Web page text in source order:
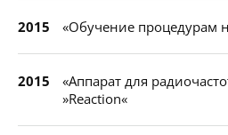
2015 «Обучение процедурам
2015
«Аппарат для
»Reaction«